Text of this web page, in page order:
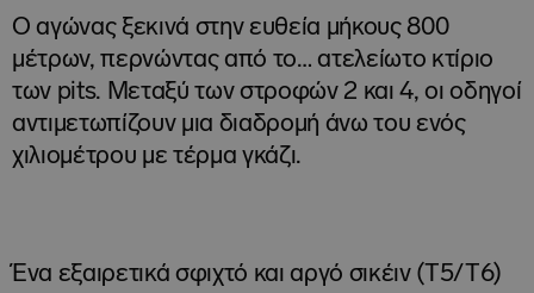
Ο αγώνας ξεκινά στην ευθεία μήκους 800
μέτρων, περνώντας από το… ατελείωτο κτίριο
των pits. Μεταξύ των στροφών 2 και 4, οι οδηγοί
αντιμετωπίζουν μια διαδρομή άνω του ενός
χιλιομέτρου με τέρμα γκάζι.
Ένα εξαιρετικά σφιχτό και αργό σικέιν (T5/T6)